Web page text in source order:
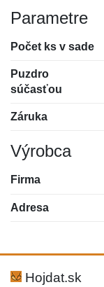
Parametre
Počet ks v sade
Puzdro
súčasťou
Záruka
Výrobca
Firma
Adresa
Hodnotenie:
Meno:
Hojdat.sk